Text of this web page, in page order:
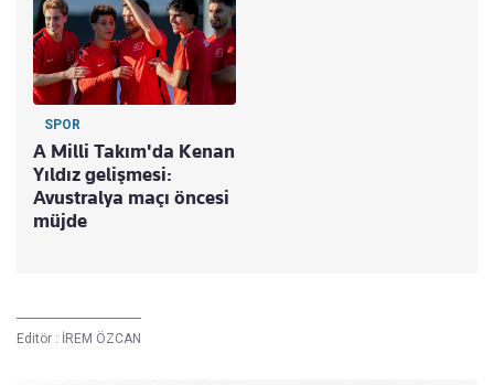
SPOR
A Milli Takım'da Kenan
Yıldız gelişmesi:
Avustralya maçı öncesi
müjde
Editör : İREM ÖZCAN